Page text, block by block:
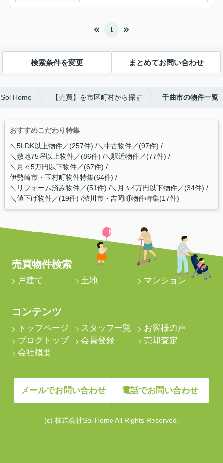
1
検索条件を変更 まとめてお問い合わせ
Home 【売買】を市区町村から探す 千曲市の物件一覧
おすすめこだわり特集
＼5LDK以上物件／(257件) ＼中古物件／(97件)
＼敷地75坪以上物件／(86件) ＼駅近物件／(77件)
＼月々5万円以下物件／(67件)
伊勢崎市・玉村町物件特集(64件)
＼リフォーム済み物件／(51件) ＼月々4万円以下物件／(34件)
＼値下げ物件／(19件) 渋川市・吉岡町物件特集(17件)
売買物件検索
戸建て 土地 マンション
コンテンツ
トップページ スタッフ一覧
お客様の声
ブログトップ
会員登録
売却査定
会社概要
メールでお問い合わせ 電話でお問い合わせ
(c) 株式会社Sol Home All Rights Reserved.